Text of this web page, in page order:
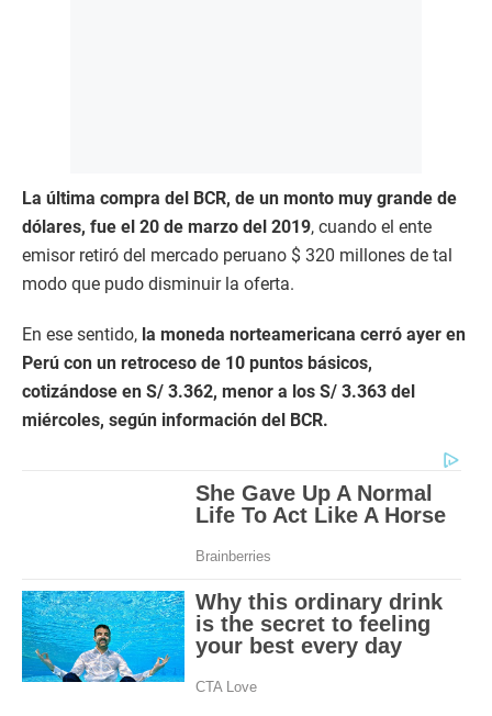
La última compra del BCR, de un monto muy grande de
dólares, fue el 20 de marzo del 2019, cuando el ente
emisor retiró del mercado peruano $ 320 millones de tal
modo que pudo disminuir la oferta.
En ese sentido, la moneda norteamericana cerró ayer en
Perú con un retroceso de 10 puntos básicos,
cotizándose en S/ 3.362, menor a los S/ 3.363 del
miércoles, según información del BCR.